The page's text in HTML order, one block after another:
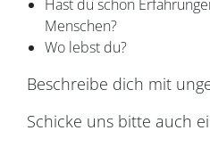
Hast du schon
Menschen?
Wo lebst du?
Beschreibe dich mit
Schicke uns bitte auch